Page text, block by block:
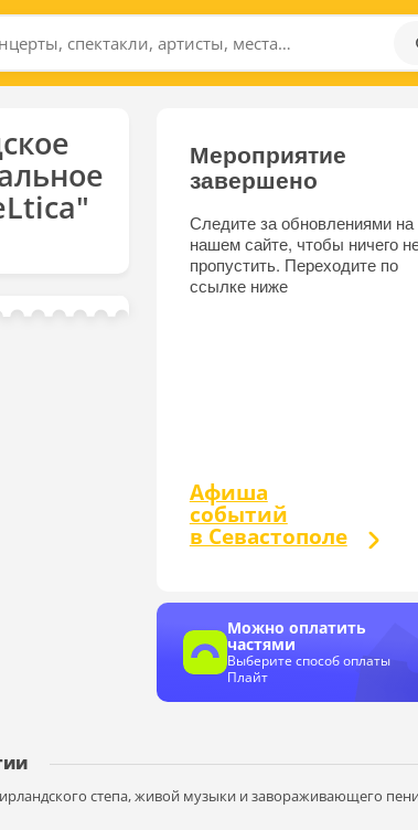
Мероприятие
завершено
Следите за обновлениями на
нашем сайте, чтобы ничего
пропустить. Переходите по
ссылке ниже
Афиша
событий
в Севастополе
Можно оплатить
частями
Выберите способ оплаты
Плайт
степа, живой музыки и завораживающего